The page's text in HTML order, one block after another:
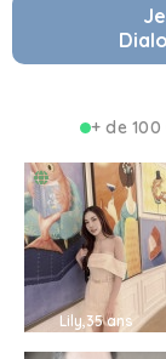
+ de
Lily,35 ans